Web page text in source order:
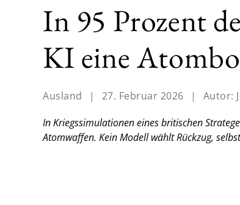
In 95 Prozent
KI eine
Ausland | 27. Februar 2026 | Autor:
In Kriegssimulationen eines britischen
Atomwaffen. Kein Modell wählt Rückzug,